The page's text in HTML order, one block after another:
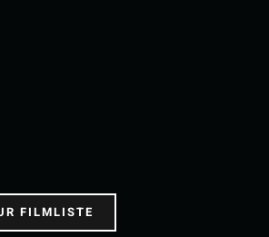
FILMLISTE